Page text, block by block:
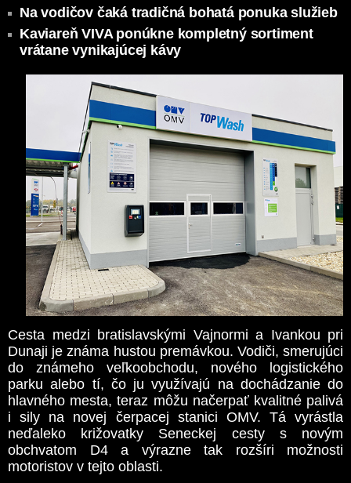
Na vodičov čaká tradičná bohatá ponuka služieb
Kaviareň VIVA ponúkne kompletný sortiment
vrátane vynikajúcej kávy
Cesta medzi bratislavskými Vajnormi a Ivankou pri
Dunaji je známa hustou premávkou. Vodiči, smerujúci
do známeho veľkoobchodu, nového logistického
parku alebo tí, čo ju využívajú na dochádzanie do
hlavného mesta, teraz môžu načerpať kvalitné palivá
i sily na novej čerpacej stanici OMV. Tá vyrástla
neďaleko križovatky Seneckej cesty s novým
obchvatom D4 a výrazne tak rozšíri možnosti
motoristov v tejto oblasti.